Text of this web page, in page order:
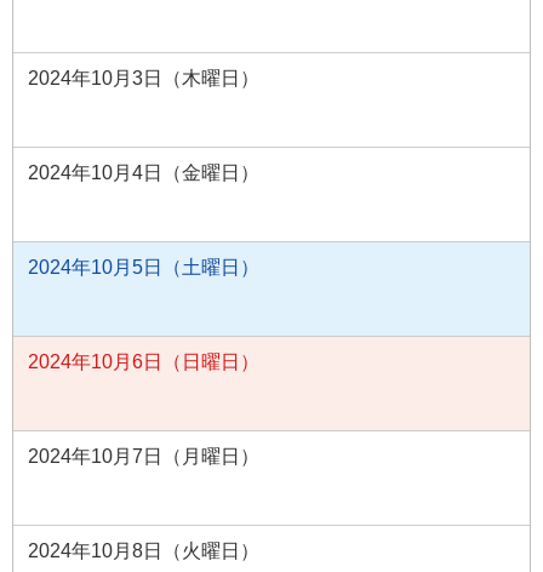
2024年10月3日（木曜日）
2024年10月4日（金曜日）
2024年10月5日（土曜日）
2024年10月6日（日曜日）
2024年10月7日（月曜日）
2024年10月8日（火曜日）